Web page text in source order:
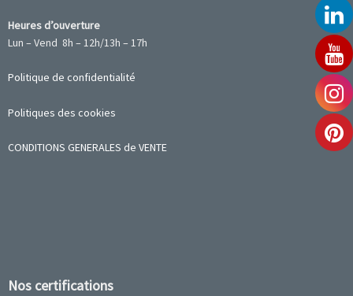
Heures d’ouverture
Lun – Vend 8h – 12h/13h – 17h
Politique de confidentialité
Politiques des cookies
CONDITIONS GENERALES de VENTE
Nos certifications